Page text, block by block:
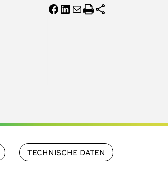
TECHNISCHE DATEN